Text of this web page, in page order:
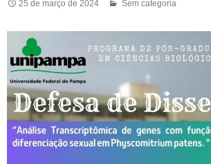
25 de março de 2024 Sem categoria